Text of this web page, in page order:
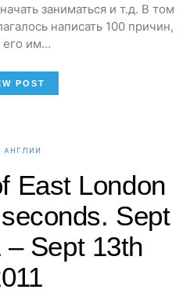
заниматься и т.д. В том
написать 100 причин,
его им…
POST
АНГЛИИ
East London
Sept
– Sept 13th